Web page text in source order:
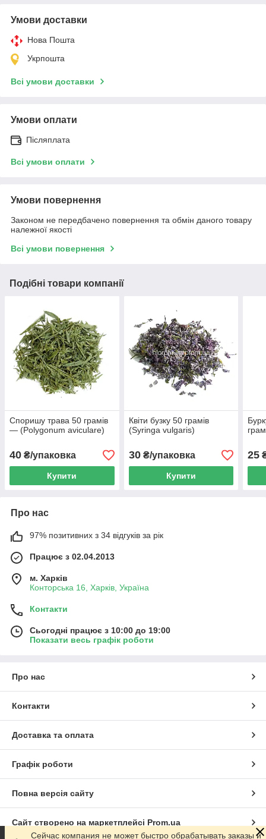
Умови доставки
Нова Пошта
Укрпошта
Всі умови доставки
Умови оплати
Післяплата
Всі умови оплати
Умови повернення
Законом не передбачено повернення та обмін даного товару
належної якості
Всі умови повернення
Подібні товари компанії
Споришу трава 50 грамів
— (Polygonum aviculare)
40 ₴/упаковка
Купити
Квіти бузку 50 грамів
(Syringa vulgaris)
30₴/упаковка
Купити
25
Про нас
97% позитивних з 34 відгуків за рік
Працює з 02.04.2013
м. Харків
Конторська 16, Харків, Україна
Контакти
Сьогодні працює з 10:00 до 19:00
Показати весь графік роботи
Про нас
Контакти
Доставка та оплата
Графік роботи
Повна версія сайту
Сайт створено на маркетплейсі Prom.ua
Сейчас компания не может быстро обрабатывать заказы и